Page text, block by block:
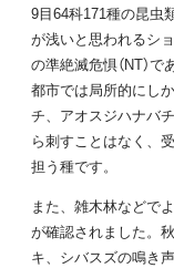
9目64科171種の昆虫
が浅いと思われるシ
の準絶滅危惧（NT）
都市では局所的にし
チ、アオスジハナバ
ら刺すことはなく、
担う種です。
また、雑木林などで
が確認されました。
キ、シバスズの鳴き